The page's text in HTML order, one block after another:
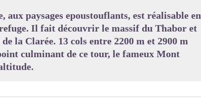
aux paysages epoustouflants, est réalisable en
Il fait découvrir le massif du Thabor et
la Clarée. 13 cols entre 2200 m et 2900 m
culminant de ce tour, le fameux Mont